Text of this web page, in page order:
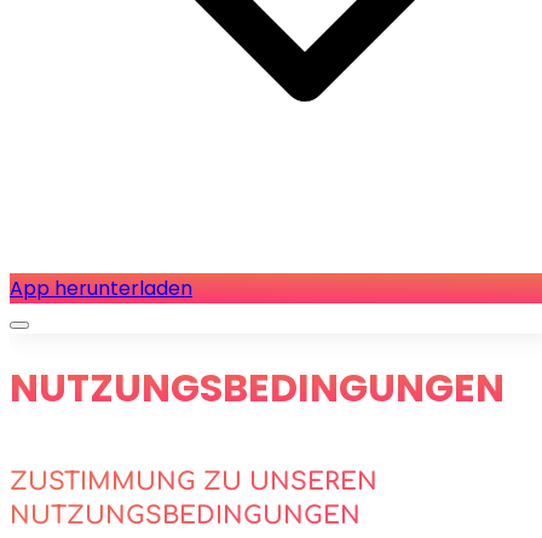
App herunterladen
NUTZUNGSBEDINGUNGEN
ZUSTIMMUNG ZU UNSEREN
NUTZUNGSBEDINGUNGEN